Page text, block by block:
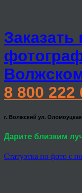
Заказать
8 800 222
г. Волжский ул.
Дарите близким
Статуэтка по фото с